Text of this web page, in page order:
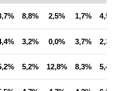
8,8% 2,5% 1,7%
3,2% 0,0% 3,7%
5,2% 12,8% 8,3%